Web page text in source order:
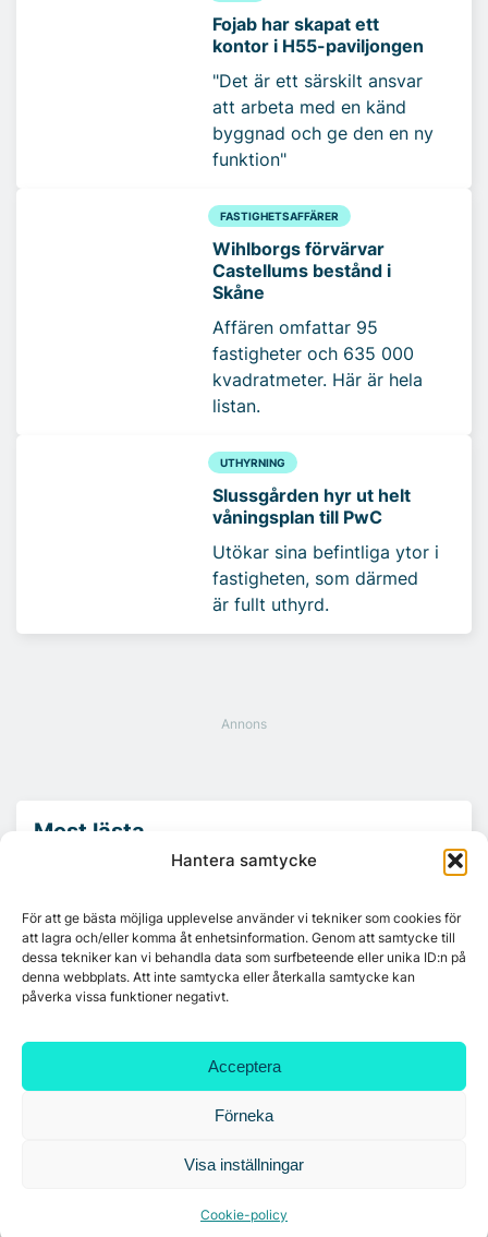
Hantera samtycke
För att ge bästa möjliga upplevelse använder vi tekniker som cookies för
att lagra och/eller komma åt enhetsinformation. Genom att samtycke till
dessa tekniker kan vi behandla data som surfbeteende eller unika ID:n på
denna webbplats. Att inte samtycka eller återkalla samtycke kan
påverka vissa funktioner negativt.
Acceptera
Förneka
Visa inställningar
Cookie-policy
Fojab har skapat ett
kontor i H55-paviljongen
"Det är ett särskilt ansvar
att arbeta med en känd
byggnad och ge den en ny
funktion"
FASTIGHETSAFFÄRER
Wihlborgs förvärvar
Castellums bestånd i
Skåne
Affären omfattar 95
fastigheter och 635 000
kvadratmeter. Här är hela
listan.
UTHYRNING
Slussgården hyr ut helt
våningsplan till PwC
Utökar sina befintliga ytor i
fastigheten, som därmed
är fullt uthyrd.
Mest lästa
Arendal 5.0
Ny hyresgäst till projektet HK Gamlestaden
7A återöppnar mötesvåning på Vasagatan
Tandem Health flyttar till Kungsgatan